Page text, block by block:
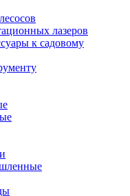
лазеров
к садовому